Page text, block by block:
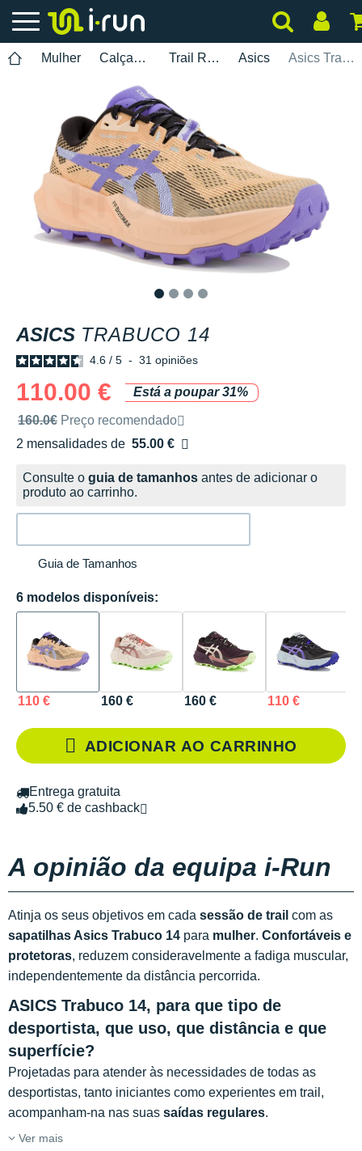
Mulher Calçados Trail Running Asics Asics Trabuco 14
ASICS TRABUCO 14
4.6 / 5 - 31 opiniões
110.00 €
Está a poupar 31%
Preço de venda recomendado pela marca
160.0€ Preço recomendado
2 mensalidades de 55.00 €
sem custos
Consulte o guia de tamanhos antes de adicionar o
produto ao carrinho.
Guia de Tamanhos
6 modelos disponíveis:
110 € 160 € 160 € 110 €
ADICIONAR AO CARRINHO
Entrega gratuita
5.50 € de cashback
A opinião da equipa i-Run
Atinja os seus objetivos em cada sessão de trail com as
sapatilhas Asics Trabuco 14 para mulher. Confortáveis e
protetoras, reduzem consideravelmente a fadiga muscular,
independentemente da distância percorrida.
ASICS Trabuco 14, para que tipo de
desportista, que uso, que distância e que
superfície?
Projetadas para atender às necessidades de todas as
desportistas, tanto iniciantes como experientes em trail,
acompanham-na nas suas saídas regulares.
Ver mais